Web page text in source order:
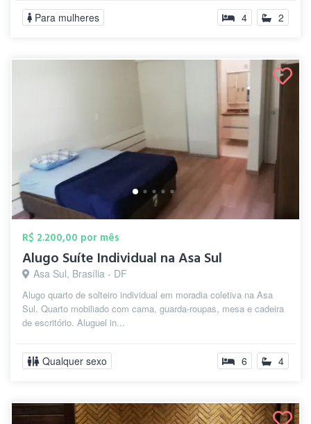
Para mulheres 4 2
R$ 2.200,00 por mês
Alugo Suíte Individual na Asa Sul
Asa Sul, Brasília - DF
Alugo quarto de solteiro individual em moradia coletiva na Asa
Sul. Quarto mobiliado com cama, guarda-roupas, mesa e cadeira
de escritório. Aluguel in...
Qualquer sexo 6 4